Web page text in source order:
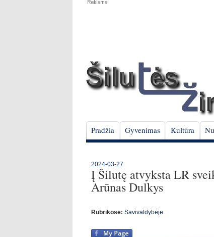
Pradžia Gyvenimas Kultūra
2024-03-27
Į Šilutę atvyksta LR
Arūnas Dulkys
Rubrikose: Savivaldybėje